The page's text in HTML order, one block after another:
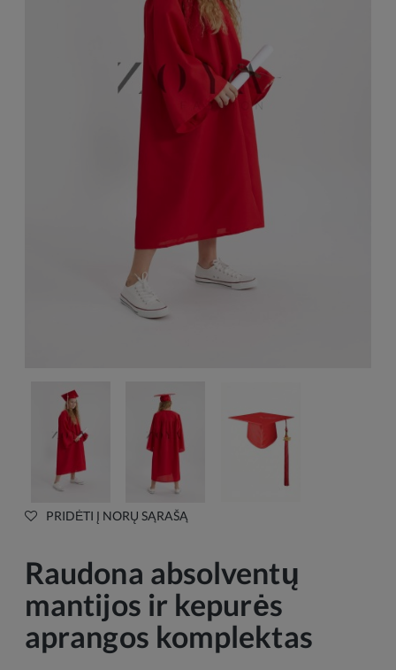
PRIDĖTI Į NORŲ SĄRAŠĄ
Raudona absolventų
mantijos ir kepurės
aprangos komplektas